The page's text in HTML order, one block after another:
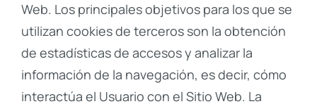
Web. Los principales objetivos para los que se
utilizan cookies de terceros son la obtención
de estadísticas de accesos y analizar la
información de la navegación, es decir, cómo
interactúa el Usuario con el Sitio Web. La